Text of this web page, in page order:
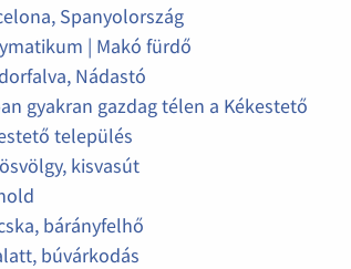
Spanyolország
| Makó fürdő
Nádastó
gyakran gazdag télen a Kékestető
település
kisvasút
bárányfelhő
búvárkodás